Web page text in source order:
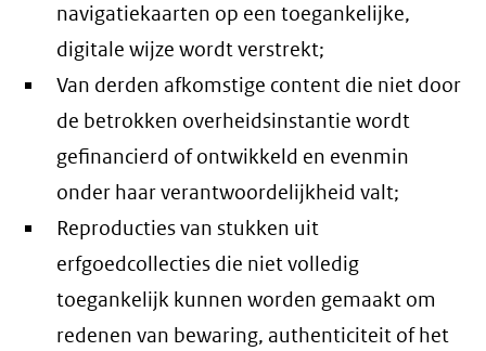
navigatiekaarten op een toegankelijke,
digitale wijze wordt verstrekt;
Van derden afkomstige content die niet door
de betrokken overheidsinstantie wordt
gefinancierd of ontwikkeld en evenmin
onder haar verantwoordelijkheid valt;
Reproducties van stukken uit
erfgoedcollecties die niet volledig
toegankelijk kunnen worden gemaakt om
redenen van bewaring, authenticiteit of het